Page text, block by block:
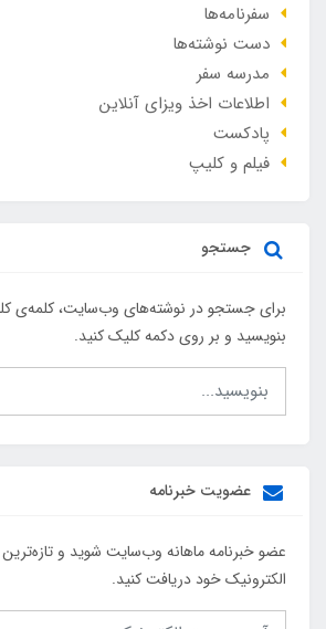
سفرنامه‌ها
دست نوشته‌ها
مدرسه سفر
اطلاعات اخذ ویزای آنلاین
پادکست
فیلم و کلیپ
جستجو
برای جستجو در نوشته‌های وب‌سایت، کلمه‌ی
بنویسید و بر روی دکمه کلیک کنید.
عضویت خبرنامه
عضو خبرنامه ماهانه وب‌سایت شوید و
الکترونیک خود دریافت کنید.